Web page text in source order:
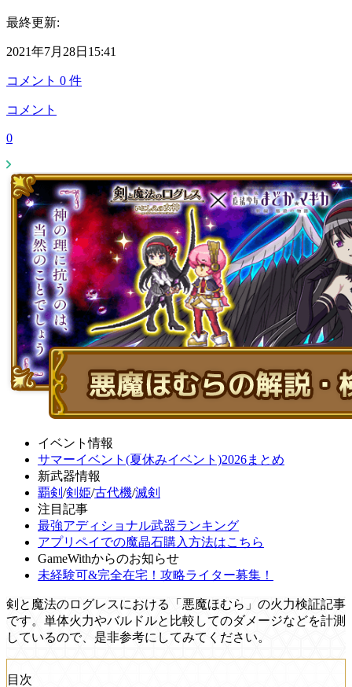
最終更新:
2021年7月28日15:41
コメント 0 件
コメント
0
イベント情報
サマーイベント(夏休みイベント)2026まとめ
新武器情報
覇剣 /剣姫/古代機/滅剣
注目記事
最強アディショナル武器ランキング
アプリペイでの魔晶石購入方法はこちら
GameWithからのお知らせ
未経験可&完全在宅！攻略ライター募集！
剣と魔法のログレスにおける「悪魔ほむら」の火力検証記事
です。単体火力やバルドルと比較してのダメージなどを計測
しているので、是非参考にしてみてください。
目次